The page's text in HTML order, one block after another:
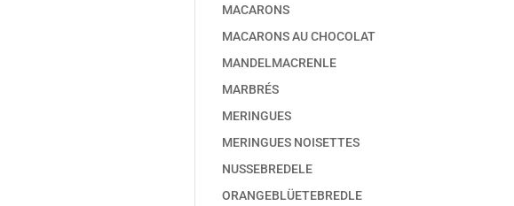
MACARONS
MACARONS AU CHOCOLAT
MANDELMACRENLE
MARBRÉS
MERINGUES
MERINGUES NOISETTES
NUSSEBREDELE
ORANGEBLÜETEBREDLE